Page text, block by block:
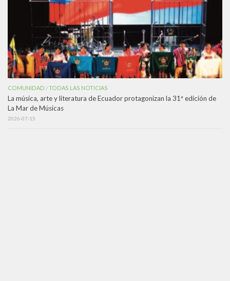
COMUNIDAD /TODAS LAS NOTICIAS
La música, arte y literatura de Ecuador protagonizan la 31ª edición de
La Mar de Músicas
2026-07-15